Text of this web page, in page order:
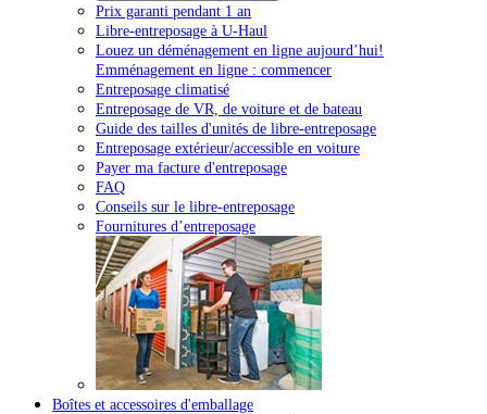
Prix garanti pendant 1 an
Libre-entreposage à U-Haul
Louez un déménagement en ligne aujourd’hui!
Emménagement en ligne : commencer
Entreposage climatisé
Entreposage de VR, de voiture et de bateau
Guide des tailles d'unités de libre-entreposage
Entreposage extérieur/accessible en voiture
Payer ma facture d'entreposage
FAQ
Conseils sur le libre-entreposage
Fournitures d’entreposage
Boîtes et accessoires d'emballage